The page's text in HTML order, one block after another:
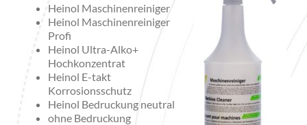
Heinol Maschinenreiniger
Heinol Maschinenreiniger
Profi
Heinol Ultra-Alko+
Hochkonzentrat
Heinol E-takt
Korrosionsschutz
Heinol Bedruckung neutral
ohne Bedruckung